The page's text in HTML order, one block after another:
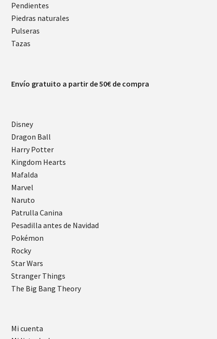
Pendientes
Piedras naturales
Pulseras
Tazas
Envío gratuito a partir de 50€ de compra
Disney
Dragon Ball
Harry Potter
Kingdom Hearts
Mafalda
Marvel
Naruto
Patrulla Canina
Pesadilla antes de Navidad
Pokémon
Rocky
Star Wars
Stranger Things
The Big Bang Theory
Mi cuenta